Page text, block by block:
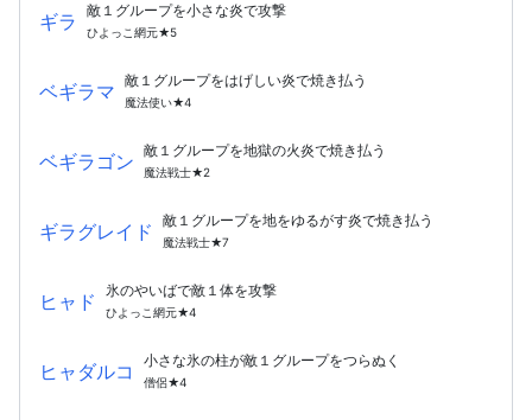
ギラ 敵１グループを小さな炎で攻撃
ひよっこ網元★5
ベギラマ 敵１グループをはげしい炎で焼き払う
魔法使い★4
ベギラゴン 敵１グループを地獄の火炎で焼き払う
魔法戦士★2
ギラグレイド 敵１グループを地をゆるがす炎で焼き払う
魔法戦士★7
ヒャド 氷のやいばで敵１体を攻撃
ひよっこ網元★4
ヒャダルコ 小さな氷の柱が敵１グループをつらぬく
僧侶★4